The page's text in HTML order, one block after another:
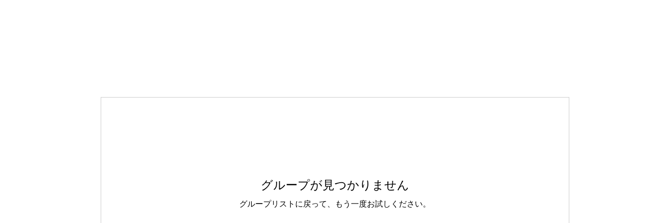
グループが見つかりません
グループリストに戻って、もう一度お試しください。